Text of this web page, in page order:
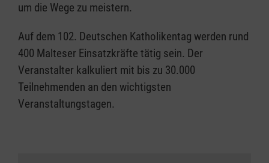
um die Wege zu meistern.
Auf dem 102. Deutschen Katholikentag werden rund
400 Malteser Einsatzkräfte tätig sein. Der
Veranstalter kalkuliert mit bis zu 30.000
Teilnehmenden an den wichtigsten
Veranstaltungstagen.